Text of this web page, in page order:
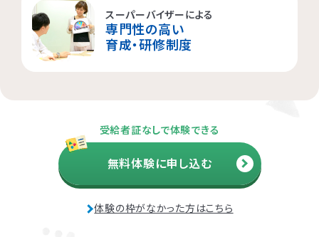
スーパーバイザーによる
専門性の高い
育成・研修制度
受給者証なしで体験できる
無料体験に申し込む
体験の枠がなかった方はこちら
相模原市